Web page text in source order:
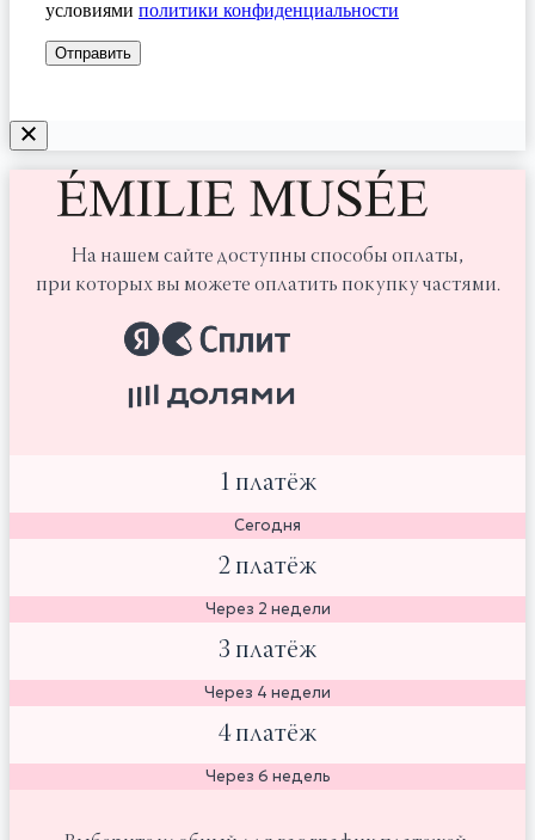
условиями политики конфиденциальности
На нашем сайте доступны способы оплаты,
при которых вы можете оплатить покупку частями.
1 платёж
Сегодня
2 платёж
Через 2 недели
3 платёж
Через 4 недели
4 платёж
Через 6 недель